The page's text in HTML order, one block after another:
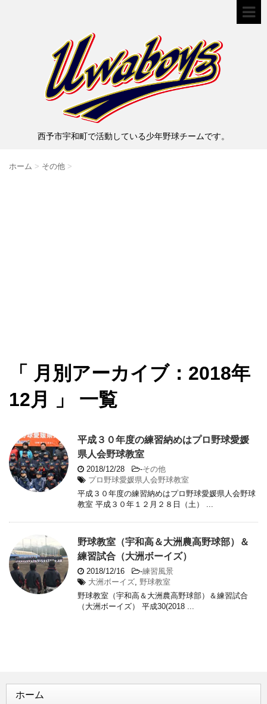
西予市宇和町で活動している少年野球チームです。
ホーム > その他 >
「 月別アーカイブ：2018年
12月 」 一覧
平成３０年度の練習納めはプロ野球愛媛
県人会野球教室
2018/12/28 -その他
プロ野球愛媛県人会野球教室
平成３０年度の練習納めはプロ野球愛媛県人会野球
教室 平成３０年１２月２８日（土） ...
野球教室（宇和高＆大洲農高野球部）＆
練習試合（大洲ボーイズ）
2018/12/16 -練習風景
大洲ボーイズ 野球教室
野球教室（宇和高＆大洲農高野球部）＆練習試合
（大洲ボーイズ） 平成30(2018 ...
ホーム